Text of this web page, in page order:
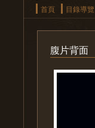
首頁
目錄導覽
腹片背面